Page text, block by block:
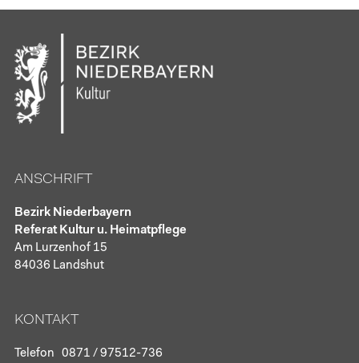
ANSCHRIFT
Bezirk Niederbayern
Referat Kultur u. Heimatpflege
Am Lurzenhof 15
84036 Landshut
KONTAKT
Telefon 0871 / 97512-736